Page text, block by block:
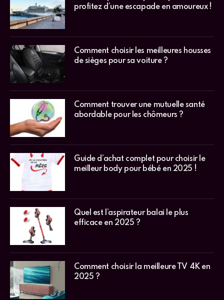
profitez d’une escapade en amoureux !
Comment choisir les meilleures housses
de sièges pour sa voiture ?
Comment trouver une mutuelle santé
abordable pour les chômeurs ?
Guide d’achat complet pour choisir le
meilleur body pour bébé en 2025 !
Quel est l’aspirateur balai le plus
efficace en 2025 ?
Comment choisir la meilleure TV 4K en
2025 ?